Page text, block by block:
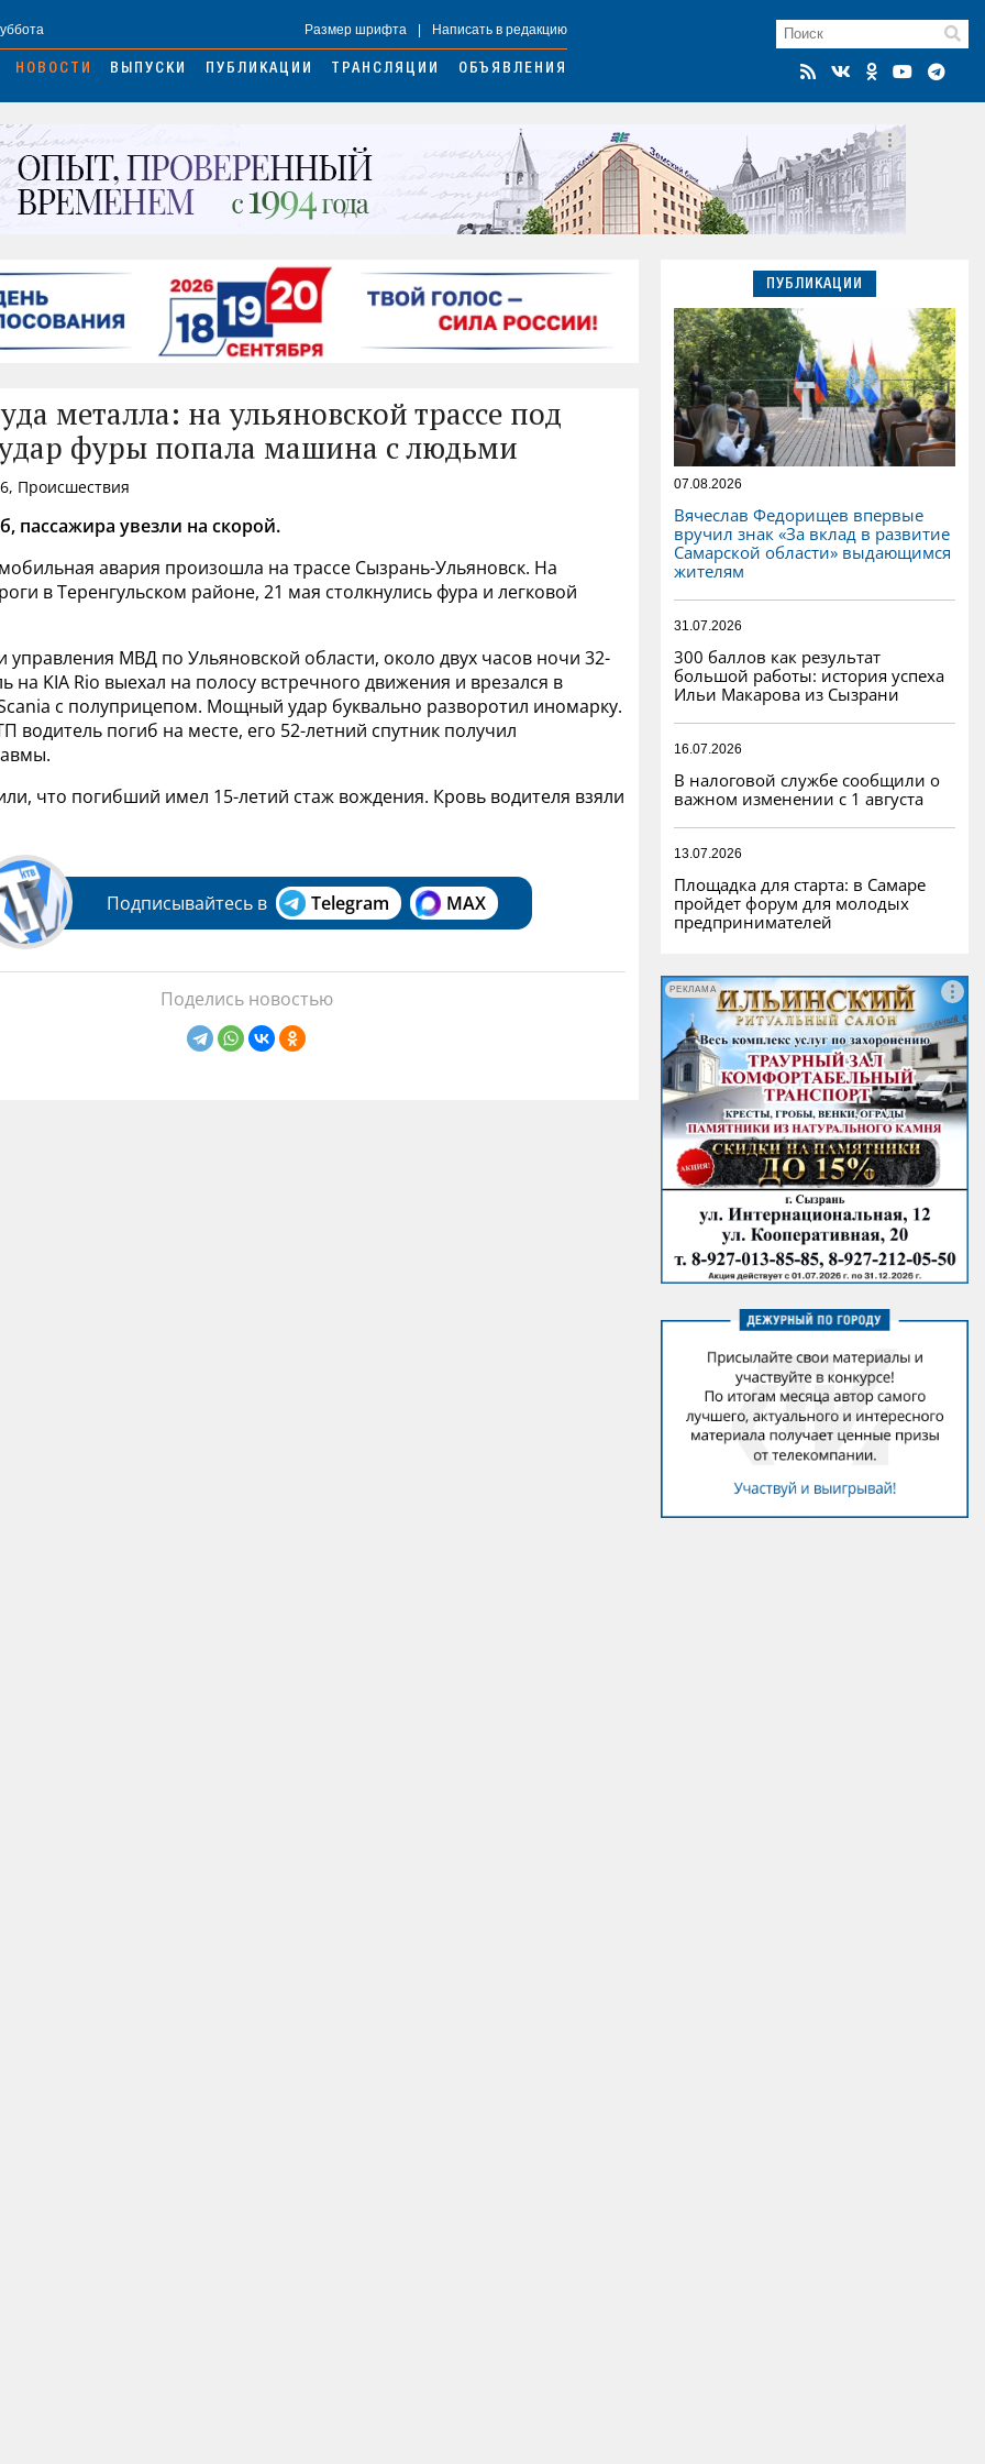
Размер шрифта Написать в редакцию
НОВОСТИ ВЫПУСКИ ПУБЛИКАЦИИ ТРАНСЛЯЦИИ ОБЪЯВЛЕНИЯ
металла: на ульяновской трассе под
фуры попала машина с людьми
Происшествия
пассажира увезли на скорой.
авария произошла на трассе Сызрань-Ульяновск. На
в Теренгульском районе, 21 мая столкнулись фура и легковой
МВД по Ульяновской области, около двух часов ночи 32-
на KIA Rio выехал на полосу встречного движения и врезался в
с полуприцепом. Мощный удар буквально разворотил иномарку.
водитель погиб на месте, его 52-летний спутник получил
что погибший имел 15-летий стаж вождения. Кровь водителя взяли
Подписывайтесь в Telegram MAX
Поделись новостью
ПУБЛИКАЦИИ
07.08.2026
Вячеслав Федорищев впервые
вручил знак «За вклад в развитие
Самарской области» выдающимся
жителям
31.07.2026
300 баллов как результат
большой работы: история успеха
Ильи Макарова из Сызрани
16.07.2026
В налоговой службе сообщили о
важном изменении с 1 августа
13.07.2026
Площадка для старта: в Самаре
пройдет форум для молодых
предпринимателей
РЕКЛАМА